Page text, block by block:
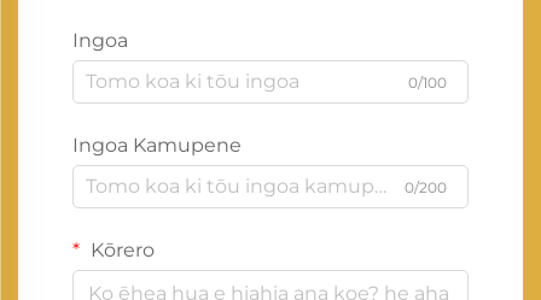
Ingoa
0/100
Ingoa Kamupene
0/200
Kōrero